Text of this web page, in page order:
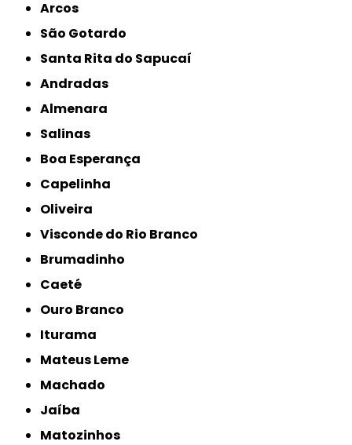
Arcos
São Gotardo
Santa Rita do Sapucaí
Andradas
Almenara
Salinas
Boa Esperança
Capelinha
Oliveira
Visconde do Rio Branco
Brumadinho
Caeté
Ouro Branco
Iturama
Mateus Leme
Machado
Jaíba
Matozinhos